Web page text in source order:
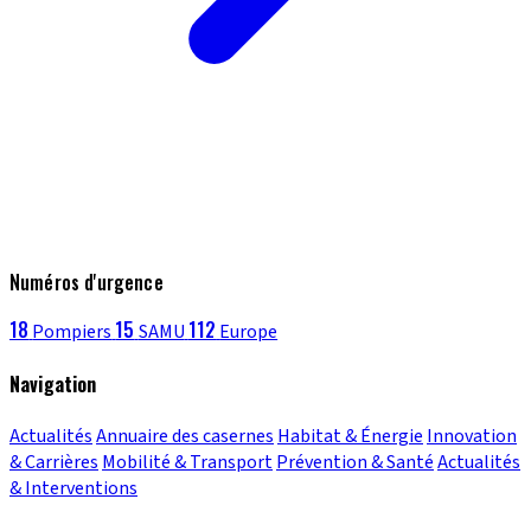
Numéros d'urgence
18 Pompiers 15 SAMU 112 Europe
Navigation
ActualitésAnnuaire des casernes Habitat & Énergie Innovation
& Carrières Mobilité & TransportPrévention & SantéActualités
& Interventions